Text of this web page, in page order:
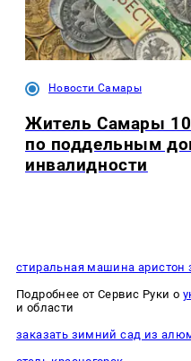
Новости Самары
Житель Самары
по поддельным
инвалидности
стиральная машина
Подробнее от Сервис Руки о
и области
заказать зимний сад из